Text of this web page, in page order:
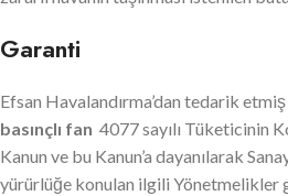
Garanti
Efsan Havalandırma’dan tedarik
basınçlı fan 4077 sayılı Tüketicinin
Kanun ve bu Kanun’a dayanılarak
yürürlüğe konulan ilgili Yönetmelikler